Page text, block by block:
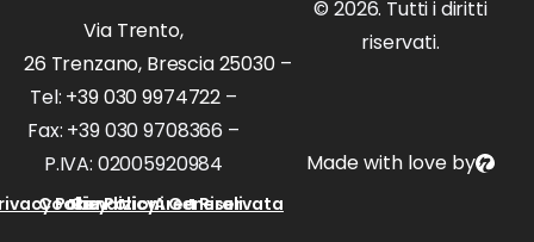
Via Trento,
26 Trenzano, Brescia 25030–
Tel: +39 030 9974722 –
Fax: +39 030 9708366 –
P.IVA: 02005920984
Policy
Cookie Policy
Condizioni Generali
Area Riservata
© 2026. Tutti i diritti
riservati.
Made with love by